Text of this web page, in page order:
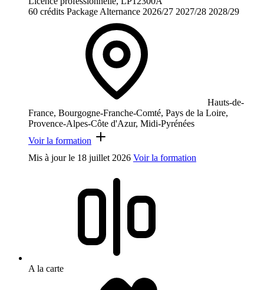
60 crédits Package Alternance 2026/27 2027/28 2028/29
Hauts-de-
France, Bourgogne-Franche-Comté, Pays de la Loire,
Provence-Alpes-Côte d'Azur, Midi-Pyrénées
Voir la formation
Mis à jour le 18 juillet 2026 Voir la formation
A la carte